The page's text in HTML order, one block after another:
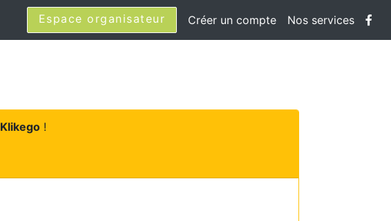
Espace organisateur Créer un compte Nos services
Klikego!